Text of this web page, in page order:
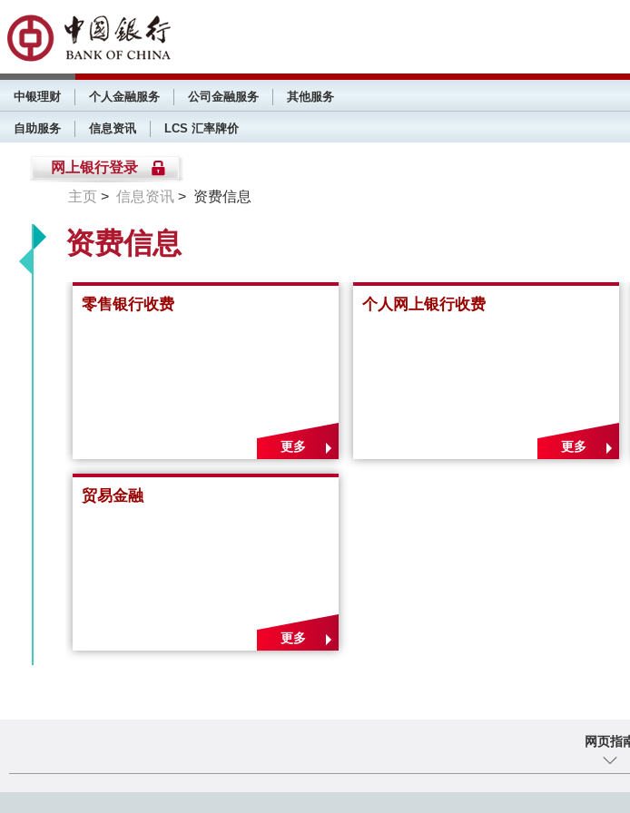
中银理财 个人金融服务 公司金融服务 其他服务
自助服务 信息资讯 LCS 汇率牌价
网上银行登录
主页 > 信息资讯 > 资费信息
资费信息
更多
零售银行收费
更多
个人网上银行收费
更多
贸易金融
网页指